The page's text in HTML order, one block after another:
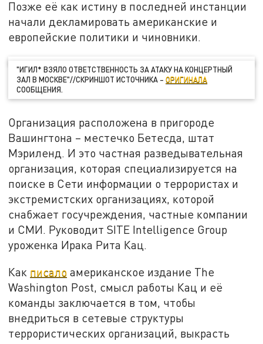
Позже её как истину в последней инстанции
начали декламировать американские и
европейские политики и чиновники.
"ИГИЛ* ВЗЯЛО ОТВЕТСТВЕННОСТЬ ЗА АТАКУ НА КОНЦЕРТНЫЙ
ЗАЛ В МОСКВЕ"//СКРИНШОТ ИСТОЧНИКА –ОРИГИНАЛА
СООБЩЕНИЯ.
Организация расположена в пригороде
Вашингтона – местечко Бетесда, штат
Мэриленд. И это частная разведывательная
организация, которая специализируется на
поиске в Сети информации о террористах и
экстремистских организациях, которой
снабжает госучреждения, частные компании
и СМИ. Руководит SITE Intelligence Group
уроженка Ирака Рита Кац.
Как писало американское издание The
Washington Post, смысл работы Кац и её
команды заключается в том, чтобы
внедриться в сетевые структуры
террористических организаций, выкрасть